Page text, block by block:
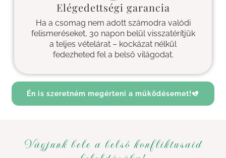
Elégedettségi garancia
Ha a csomag nem adott számodra valódi
felismeréseket, 30 napon belül visszatérítjük
a teljes vételárat – kockázat nélkül
fedezheted fel a belső világodat.
Én is szeretném megérteni a működésemet!
Vágjunk bele a belső konfliktusaid